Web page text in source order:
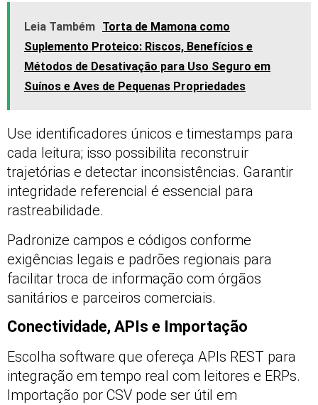
Leia Também Torta de Mamona como
Suplemento Proteico: Riscos, Benefícios e
Métodos de Desativação para Uso Seguro em
Suínos e Aves de Pequenas Propriedades
Use identificadores únicos e timestamps para
cada leitura; isso possibilita reconstruir
trajetórias e detectar inconsistências. Garantir
integridade referencial é essencial para
rastreabilidade.
Padronize campos e códigos conforme
exigências legais e padrões regionais para
facilitar troca de informação com órgãos
sanitários e parceiros comerciais.
Conectividade, APIs e Importação
Escolha software que ofereça APIs REST para
integração em tempo real com leitores e ERPs.
Importação por CSV pode ser útil em